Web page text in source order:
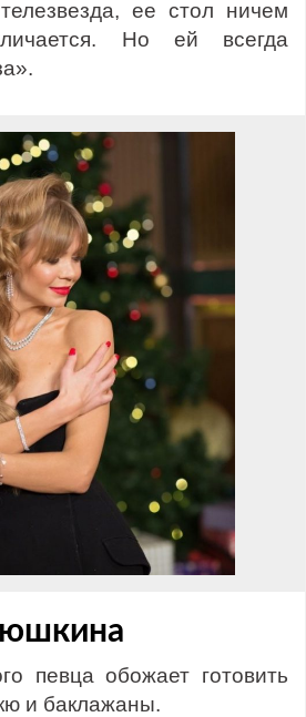
ее стол ничем
Но ей всегда
певца обожает готовить
и баклажаны.